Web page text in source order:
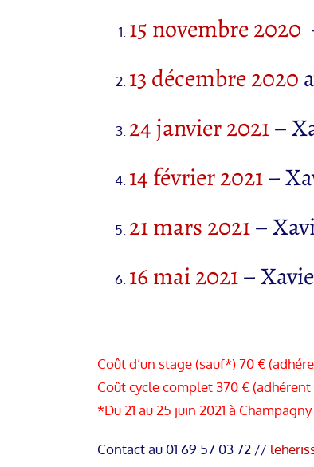
15 novembre 2020
13 décembre 2020
24 janvier 2021–
14 février 2021–
21 mars 2021–
16 mai 2021–
Coût d’un stage (sauf*) 70 €
Coût cycle complet 370 € (adhérent
*Du 21 au 25 juin 2021 à
Contact au 01 69 57 03 72 //